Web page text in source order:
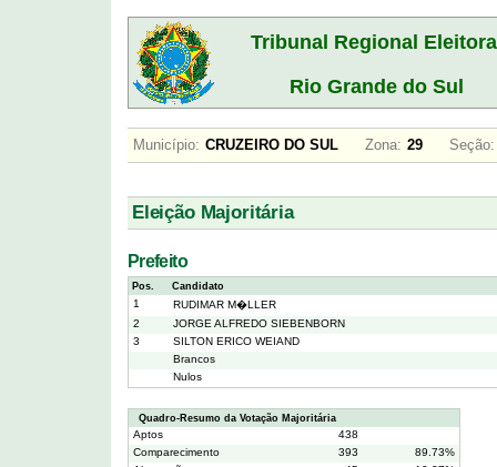
Tribunal Regional
Rio Grande do Sul
Município: CRUZEIRO DO SUL Zona: 29 Seção:
Eleição Majoritária
Prefeito
Pos. Candidato
1
RUDIMAR M�LLER
2
JORGE ALFREDO SIEBENBORN
3
SILTON ERICO WEIAND
Brancos
Nulos
Quadro-Resumo da Votação Majoritária
Aptos
438
Comparecimento
393
89.73%